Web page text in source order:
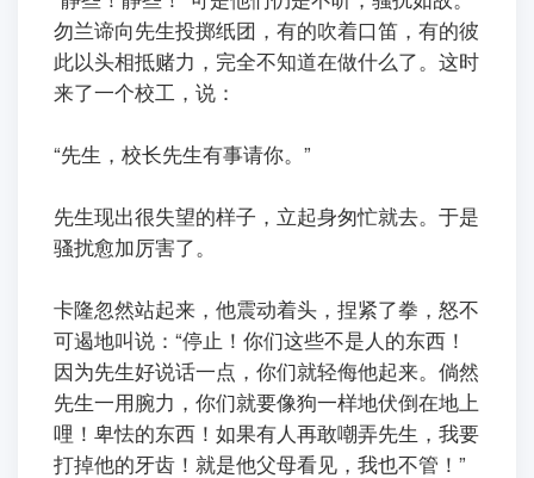
勿兰谛向先生投掷纸团，有的吹着口笛，有的彼
此以头相抵赌力，完全不知道在做什么了。这时
来了一个校工，说：
ㅤㅤ“先生，校长先生有事请你。”
ㅤㅤ先生现出很失望的样子，立起身匆忙就去。于是
骚扰愈加厉害了。
ㅤㅤ卡隆忽然站起来，他震动着头，捏紧了拳，怒不
可遏地叫说：“停止！你们这些不是人的东西！
因为先生好说话一点，你们就轻侮他起来。倘然
先生一用腕力，你们就要像狗一样地伏倒在地上
哩！卑怯的东西！如果有人再敢嘲弄先生，我要
打掉他的牙齿！就是他父母看见，我也不管！”